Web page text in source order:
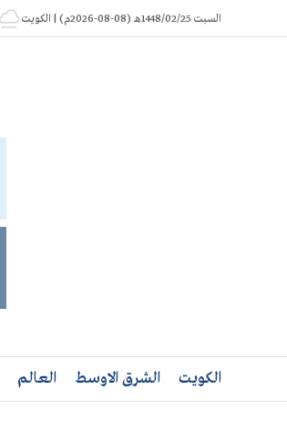
to
السبت 1448/02/25هـ (08-08-2026م) | الكويت
الكويت الشرق الاوسط العالم